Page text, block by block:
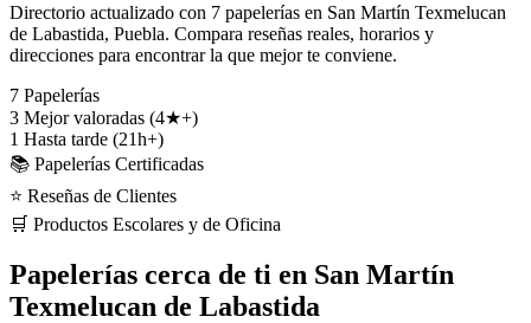
Directorio actualizado con 7 papelerías en San Martín Texmelucan
de Labastida, Puebla. Compara reseñas reales, horarios y
direcciones para encontrar la que mejor te conviene.
7 Papelerías
3 Mejor valoradas (4★+)
1 Hasta tarde (21h+)
📚 Papelerías Certificadas
⭐ Reseñas de Clientes
🛒 Productos Escolares y de Oficina
Papelerías cerca de ti en San Martín
Texmelucan de Labastida